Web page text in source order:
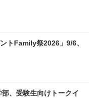
トFamily祭2026」9/6、
部、受験生向けトークイ